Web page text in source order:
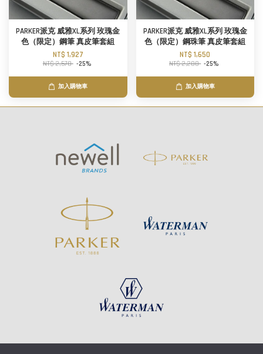
PARKER派克 威雅XL系列 玫瑰金
色（限定）鋼筆 真皮筆套組
NT$ 1,927
NT$ 2,570 -25%
加入購物車
PARKER派克 威雅XL系列 玫瑰金
色（限定）鋼珠筆 真皮筆套組
NT$ 1,650
NT$ 2,200 -25%
加入購物車